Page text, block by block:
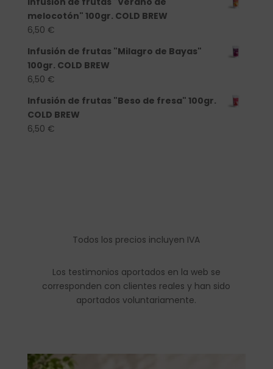
melocotón" 100gr. COLD BREW
6,50 €
Infusión de frutas "Milagro de Bayas"
100gr. COLD BREW
6,50 €
Infusión de frutas "Beso de fresa" 100gr.
COLD BREW
6,50 €
Todos los precios incluyen IVA
Los testimonios aportados en la web se
corresponden con clientes reales y han sido
aportados voluntariamente.